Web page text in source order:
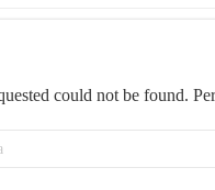
could not be found.